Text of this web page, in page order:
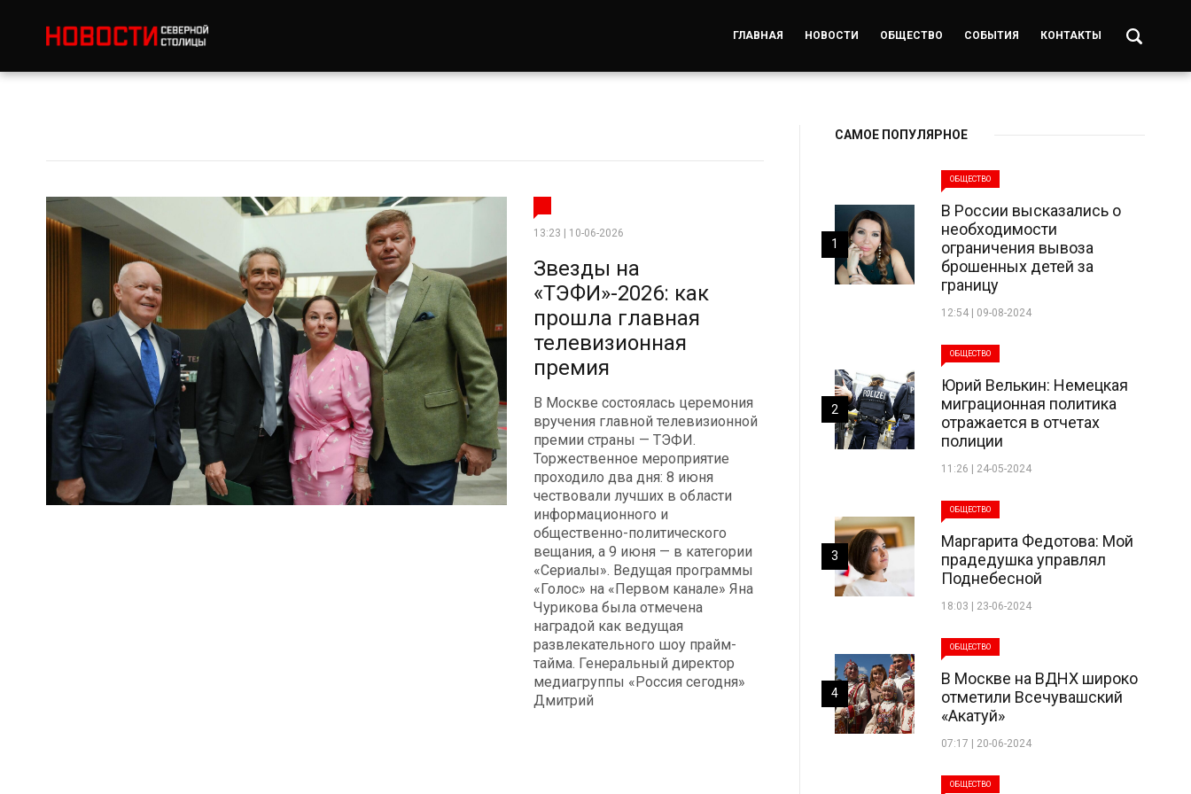
ГЛАВНАЯ НОВОСТИ ОБЩЕСТВО СОБЫТИЯ КОНТАКТЫ
13:23 | 10-06-2026
Звезды на
«ТЭФИ»-2026: как
прошла главная
телевизионная
премия
В Москве состоялась церемония
вручения главной телевизионной
премии страны — ТЭФИ.
Торжественное мероприятие
проходило два дня: 8 июня
чествовали лучших в области
информационного и
общественно-политического
вещания, а 9 июня — в категории
«Сериалы». Ведущая программы
«Голос» на «Первом канале» Яна
Чурикова была отмечена
наградой как ведущая
развлекательного шоу прайм-
тайма. Генеральный директор
медиагруппы «Россия сегодня»
Дмитрий
САМОЕ ПОПУЛЯРНОЕ
ОБЩЕСТВО
В России высказались о
необходимости
ограничения вывоза
брошенных детей за
границу
12:54 | 09-08-2024
1
ОБЩЕСТВО
Юрий Велькин: Немецкая
миграционная политика
отражается в отчетах
полиции
11:26 | 24-05-2024
2
ОБЩЕСТВО
Маргарита Федотова: Мой
прадедушка управлял
Поднебесной
18:03 | 23-06-2024
3
ОБЩЕСТВО
В Москве на ВДНХ широко
отметили Всечувашский
«Акатуй»
07:17 | 20-06-2024
4
ОБЩЕСТВО